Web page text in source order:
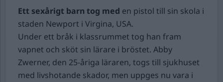
Ett sexårigt barn tog med en pistol till sin skola i
staden Newport i Virgina, USA.
Under ett bråk i klassrummet tog han fram
vapnet och sköt sin lärare i bröstet. Abby
Zwerner, den 25-åriga läraren, togs till sjukhuset
med livshotande skador, men uppges nu vara i